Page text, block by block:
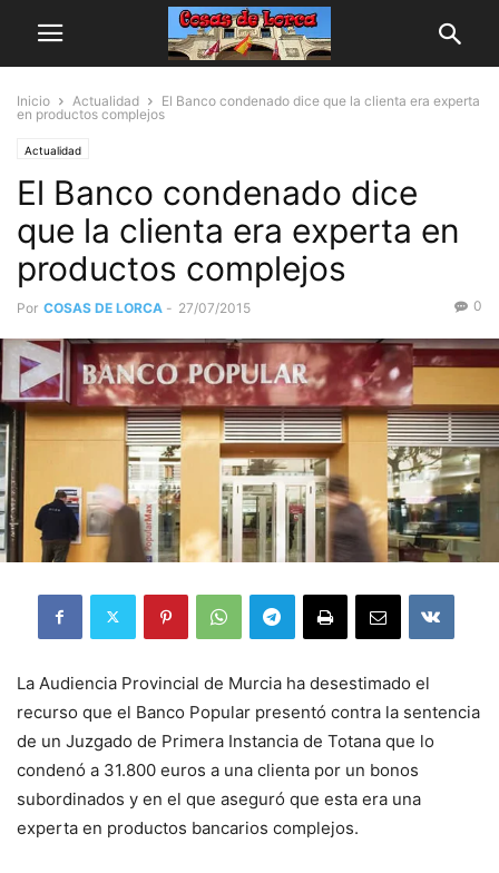
Inicio Actualidad
El Banco condenado dice que la clienta era experta
en productos complejos
Actualidad
El Banco condenado dice
que la clienta era experta en
productos complejos
Por COSAS DE LORCA - 27/07/2015 0
La Audiencia Provincial de Murcia ha desestimado el
recurso que el Banco Popular presentó contra la sentencia
de un Juzgado de Primera Instancia de Totana que lo
condenó a 31.800 euros a una clienta por un bonos
subordinados y en el que aseguró que esta era una
experta en productos bancarios complejos.